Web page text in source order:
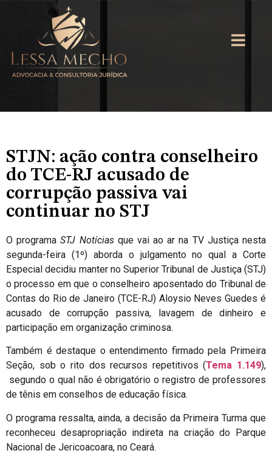
STJN: ação contra conselheiro
do TCE-RJ acusado de
corrupção passiva vai
continuar no STJ
O programaSTJ Notíciasque vai ao ar na TV Justiça nesta
segunda-feira (1º) aborda o julgamento no qual a Corte
Especial decidiu manter no Superior Tribunal de Justiça (STJ)
o processo em que o conselheiro aposentado do Tribunal de
Contas do Rio de Janeiro (TCE-RJ) Aloysio Neves Guedes é
acusado de corrupção passiva, lavagem de dinheiro e
participação em organização criminosa.
Também é destaque o entendimento firmado pela Primeira
Seção, sob o rito dos recursos repetitivos (Tema 1.149),
segundo o qual não é obrigatório o registro de professores
de tênis em conselhos de educação física.
O programa ressalta, ainda, a decisão da Primeira Turma que
reconheceu desapropriação indireta na criação do Parque
Nacional de Jericoacoara, no Ceará.